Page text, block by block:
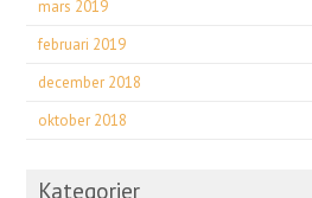
mars 2019
februari 2019
december 2018
oktober 2018
Kategorier